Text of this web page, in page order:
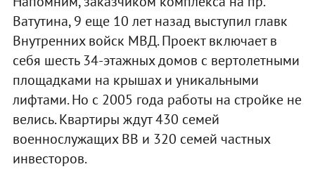
Ватутина, 9 еще 10 лет назад выступил главк
Внутренних войск МВД. Проект включает в
себя шесть 34-этажных домов с вертолетными
площадками на крышах и уникальными
лифтами. Но с 2005 года работы на стройке не
велись. Квартиры ждут 430 семей
военнослужащих ВВ и 320 семей частных
инвесторов.